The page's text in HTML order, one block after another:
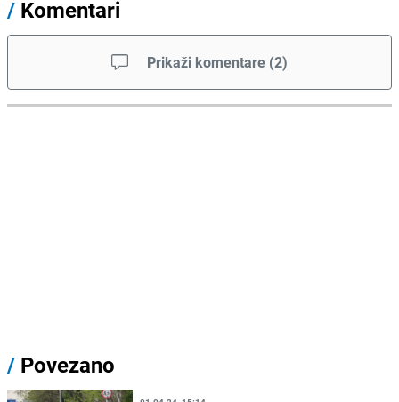
/ Komentari
Prikaži komentare (2)
/ Povezano